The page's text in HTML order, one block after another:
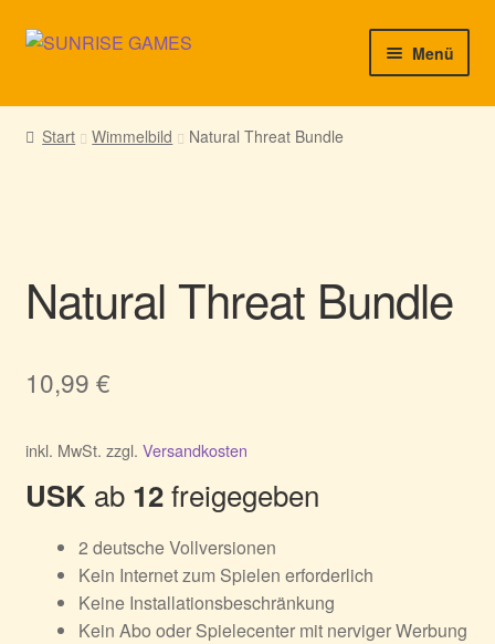
Zur
Zum
Menü
► Startseite
► Mein Konto
Start Wimmelbild Natural Threat Bundle
Natural Threat Bundle
10,99 €
inkl. MwSt. zzgl. Versandkosten
USK ab 12freigegeben
2 deutsche Vollversionen
Kein Internet zum Spielen erforderlich
Keine Installationsbeschränkung
Kein Abo oder Spielecenter mit nerviger Werbung